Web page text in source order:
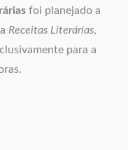
foi planejado a
Receitas Literárias,
para a